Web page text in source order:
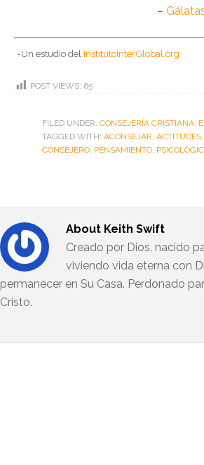
–
-Un estudio del InstitutoInterGlobal.org
POST VIEWS: 65
FILED UNDER: CONSEJERÍA CRISTIANA,
TAGGED WITH: ACONSEJAR, ACTITUDES,
CONSEJERO, PENSAMIENTO,
About Keith Swift
Creado por Dios, nacido
viviendo vida eterna con
permanecer en Su Casa. Perdonado
Cristo.